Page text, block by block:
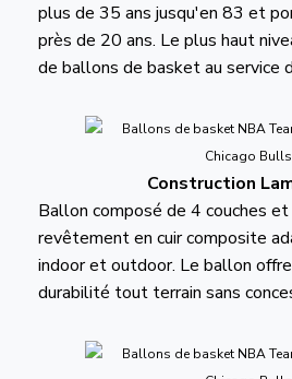
plus de 35 ans jusqu'en 83 et
près de 20 ans. Le plus haut
de ballons de basket au service
Construction
Ballon composé de 4 couches
revêtement en cuir composite
indoor et outdoor. Le ballon
durabilité tout terrain sans